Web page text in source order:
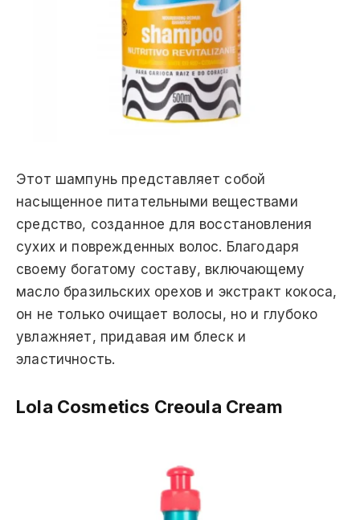
Этот шампунь представляет собой
насыщенное питательными веществами
средство, созданное для восстановления
сухих и поврежденных волос. Благодаря
своему богатому составу, включающему
масло бразильских орехов и экстракт кокоса,
он не только очищает волосы, но и глубоко
увлажняет, придавая им блеск и
эластичность.
Lola Cosmetics Creoula Cream